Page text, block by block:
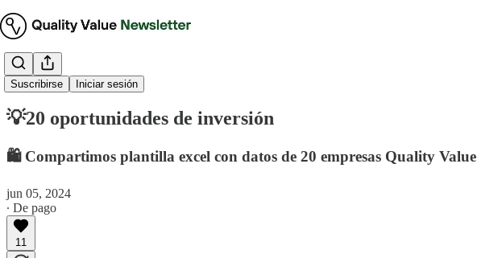
Suscribirse Iniciar sesión
Tesis de inversión
💡20 oportunidades de inversión
🛍️ Compartimos plantilla excel con datos de 20 empresas Quality Value
jun 05, 2024
∙ De pago
11